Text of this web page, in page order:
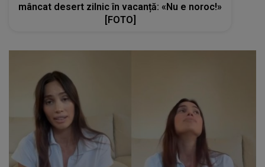
mâncat desert zilnic în vacanță: «Nu e noroc!»
[FOTO]